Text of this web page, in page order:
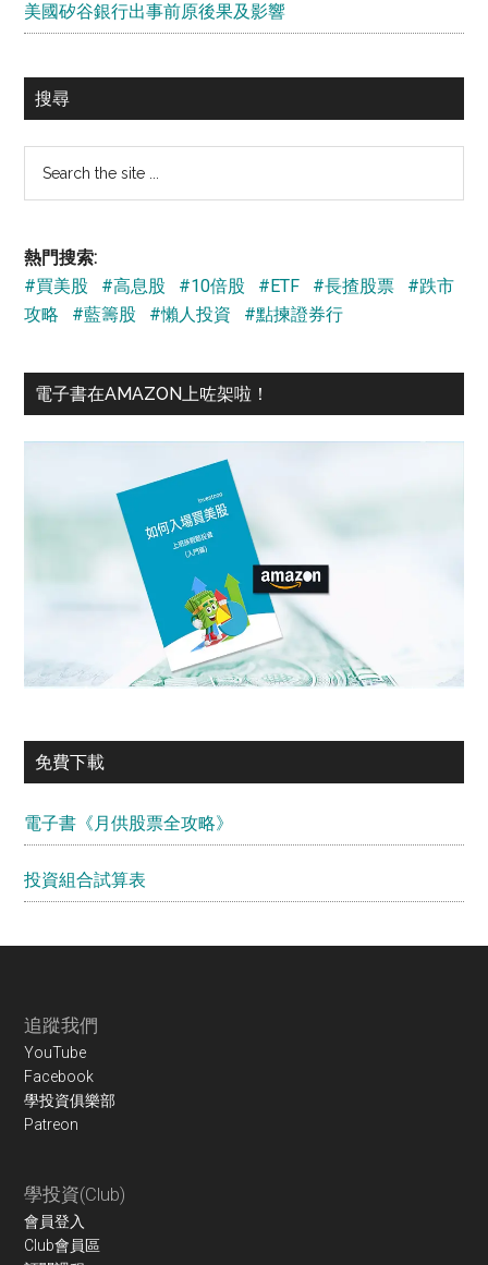
美國矽谷銀行出事前原後果及影響
搜尋
...
熱門搜索:
#買美股
#高息股 #10倍股 #ETF #長揸股票
#跌市
攻略
#藍籌股 #懶人投資 #點揀證券行
電子書在AMAZON上咗架啦！
免費下載
電子書《月供股票全攻略》
投資組合試算表
Footer
追蹤我們
YouTube
Facebook
學投資俱樂部
Patreon
學投資(Club)
會員登入
Club會員區